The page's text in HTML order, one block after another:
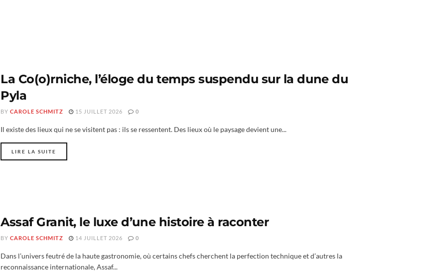
La Co(o)rniche, l’éloge du temps suspendu sur la dune du
Pyla
BY CAROLE SCHMITZ 15 JUILLET 2026 0
Il existe des lieux qui ne se visitent pas : ils se ressentent. Des lieux où le paysage devient une...
LIRE LA SUITE
Assaf Granit, le luxe d’une histoire à raconter
BY CAROLE SCHMITZ 14 JUILLET 2026 0
Dans l’univers feutré de la haute gastronomie, où certains chefs cherchent la perfection technique et d’autres la
reconnaissance internationale, Assaf...